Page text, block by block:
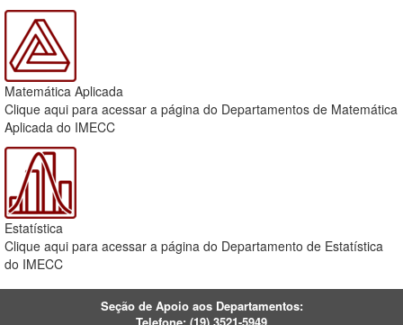
Matemática Aplicada
Clique aqui para acessar a página do Departamentos de Matemática
Aplicada do IMECC
Estatística
Clique aqui para acessar a página do Departamento de Estatística
do IMECC
Seção de Apoio aos Departamentos: